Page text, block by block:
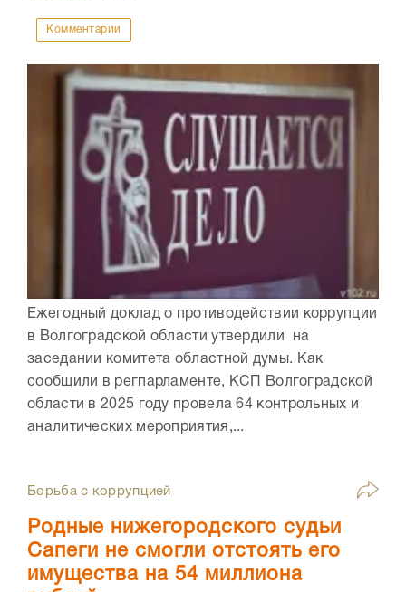
Комментарии
Ежегодный доклад о противодействии коррупции
в Волгоградской области утвердили на
заседании комитета областной думы. Как
сообщили в регпарламенте, КСП Волгоградской
области в 2025 году провела 64 контрольных и
аналитических мероприятия,...
Борьба с коррупцией
Родные нижегородского судьи
Сапеги не смогли отстоять его
имущества на 54 миллиона